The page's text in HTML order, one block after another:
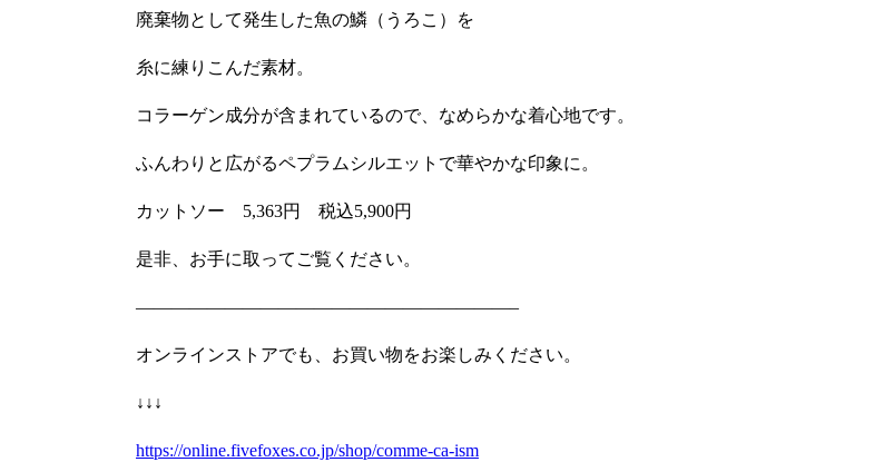
廃棄物として発生した魚の鱗（うろこ）を
糸に練りこんだ素材。
コラーゲン成分が含まれているので、なめらかな着心地です。
ふんわりと広がるペプラムシルエットで華やかな印象に。
カットソー 5,363円 税込5,900円
是非、お手に取ってご覧ください。
—————————————————————–
オンラインストアでも、お買い物をお楽しみください。
↓↓↓
https://online.fivefoxes.co.jp/shop/comme-ca-ism